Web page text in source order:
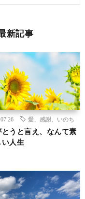
新記事
愛、感謝、いのち
とうと言え、なんて素
人生